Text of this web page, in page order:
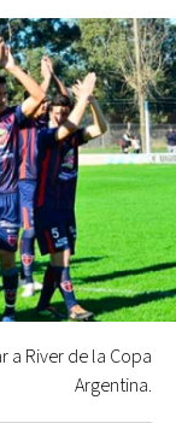
a River de la Copa
Argentina.